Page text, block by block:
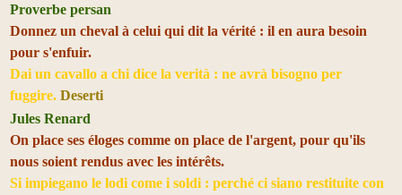
Proverbe persan
Donnez un cheval à celui qui dit la vérité : il en aura besoin
pour s'enfuir.
Dai un cavallo a chi dice la verità : ne avrà bisogno per
fuggire. Deserti
Jules Renard
On place ses éloges comme on place de l'argent, pour qu'ils
nous soient rendus avec les intérêts.
Si impiegano le lodi come i soldi : perché ci siano restituite con